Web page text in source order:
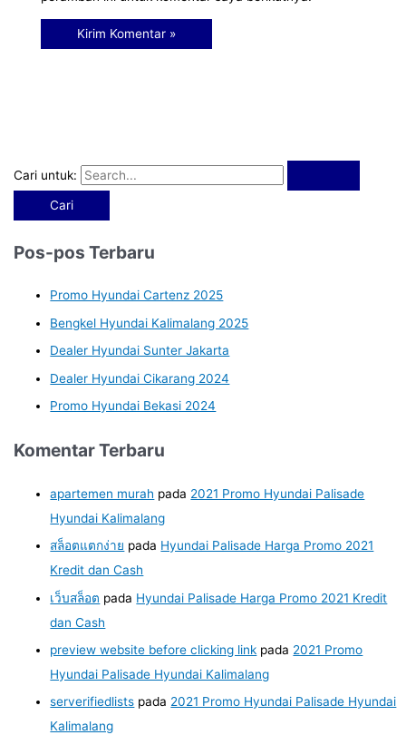
Cari untuk:
Pos-pos Terbaru
Promo Hyundai Cartenz 2025
Bengkel Hyundai Kalimalang 2025
Dealer Hyundai Sunter Jakarta
Dealer Hyundai Cikarang 2024
Promo Hyundai Bekasi 2024
Komentar Terbaru
apartemen murah pada 2021 Promo Hyundai Palisade
Hyundai Kalimalang
สล็อตแตกง่าย pada Hyundai Palisade Harga Promo 2021
Kredit dan Cash
เว็บสล็อต pada Hyundai Palisade Harga Promo 2021 Kredit
dan Cash
preview website before clicking link pada 2021 Promo
Hyundai Palisade Hyundai Kalimalang
serverifiedlists pada 2021 Promo Hyundai Palisade Hyundai
Kalimalang